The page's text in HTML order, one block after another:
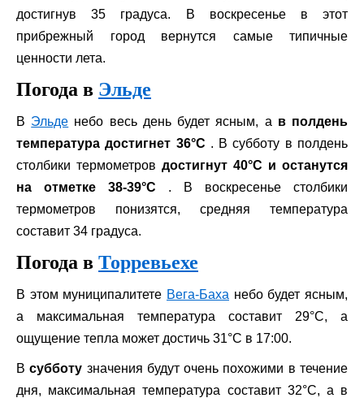
достигнув 35 градуса. В воскресенье в этот
прибрежный город вернутся самые типичные
ценности лета.
Погода в Эльде
В Эльде небо весь день будет ясным, а в полдень
температура достигнет 36°C . В субботу в полдень
столбики термометров достигнут 40°С и останутся
на отметке 38-39°С . В воскресенье столбики
термометров понизятся, средняя температура
составит 34 градуса.
Погода в Торревьехе
В этом муниципалитете Вега-Баха небо будет ясным,
а максимальная температура составит 29°C, а
ощущение тепла может достичь 31°C в 17:00.
Всубботу значения будут очень похожими в течение
дня, максимальная температура составит 32°C, а в